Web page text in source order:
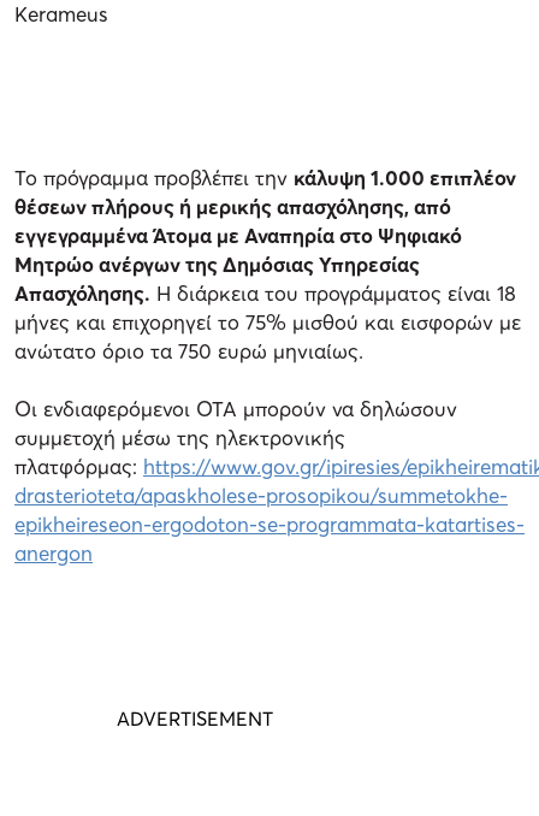
Kerameus
Το πρόγραμμα προβλέπει την κάλυψη 1.000 επιπλέον
θέσεων πλήρους ή μερικής απασχόλησης, από
εγγεγραμμένα Άτομα με Αναπηρία στο Ψηφιακό
Μητρώο ανέργων της Δημόσιας Υπηρεσίας
Απασχόλησης. Η διάρκεια του προγράμματος είναι 18
μήνες και επιχορηγεί το 75% μισθού και εισφορών με
ανώτατο όριο τα 750 ευρώ μηνιαίως.
Οι ενδιαφερόμενοι ΟΤΑ μπορούν να δηλώσουν
συμμετοχή μέσω της ηλεκτρονικής
πλατφόρμας: https://www.gov.gr/ipiresies/
drasterioteta/apaskholese-prosopikou/summetokhe-
epikheireseon-ergodoton-se-programmata-katartises-
anergon